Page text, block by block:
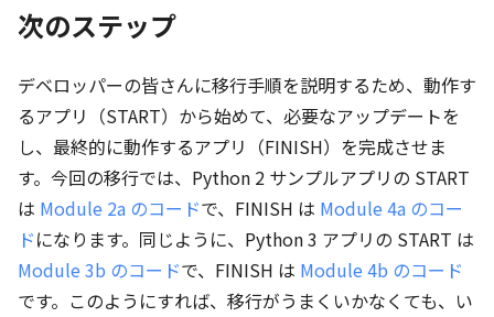
次のステップ
デベロッパーの皆さんに移行手順を説明するため、動作す
るアプリ（START）から始めて、必要なアップデートを
し、最終的に動作するアプリ（FINISH）を完成させま
す。今回の移行では、Python 2 サンプルアプリの START
は Module 2a のコードで、FINISH は Module 4a のコー
ドになります。同じように、Python 3 アプリの START は
Module 3b のコードで、FINISH は Module 4b のコード
です。このようにすれば、移行がうまくいかなくても、い